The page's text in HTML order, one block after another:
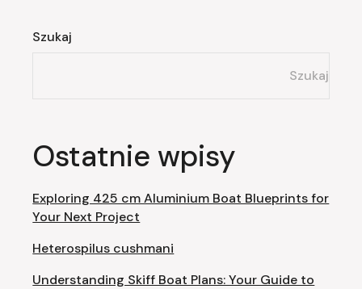
Szukaj
Szukaj
Ostatnie wpisy
Exploring 425 cm Aluminium Boat Blueprints for
Your Next Project
Heterospilus cushmani
Understanding Skiff Boat Plans: Your Guide to